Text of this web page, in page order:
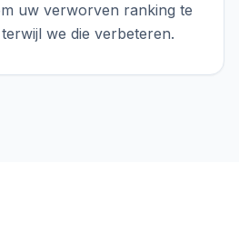
uw verworven ranking te
we die verbeteren.